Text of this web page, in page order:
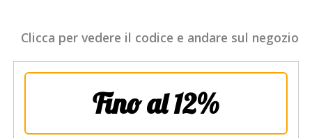
Clicca per vedere il codice e andare sul negozio
Fino al 12%